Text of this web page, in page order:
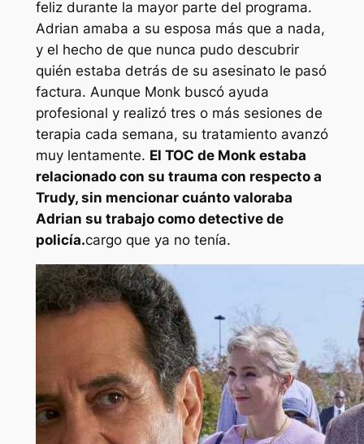
feliz durante la mayor parte del programa.
Adrian amaba a su esposa más que a nada,
y el hecho de que nunca pudo descubrir
quién estaba detrás de su asesinato le pasó
factura. Aunque Monk buscó ayuda
profesional y realizó tres o más sesiones de
terapia cada semana, su tratamiento avanzó
muy lentamente. El TOC de Monk estaba
relacionado con su trauma con respecto a
Trudy, sin mencionar cuánto valoraba
Adrian su trabajo como detective de
policía.cargo que ya no tenía.